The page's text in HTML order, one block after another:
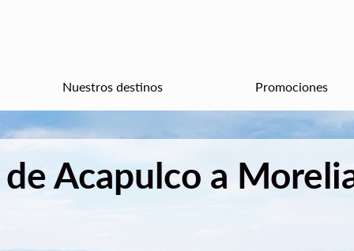
Nuestros destinos Promociones
Acapulco a